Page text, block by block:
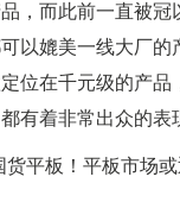
，而此前一直被
以媲美一线大厂
位在千元级的产
有着非常出众的表